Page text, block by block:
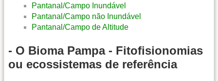
Pantanal/Campo Inundável
Pantanal/Campo não Inundável
Pantanal/Campo de Altitude
- O Bioma Pampa - Fitofisionomias
ou ecossistemas de referência